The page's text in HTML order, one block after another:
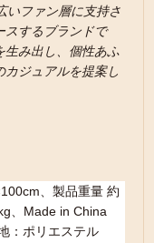
ファン層に支持さ
スするブランドで
生み出し、個性あふ
ジュアルを提案し
、製品重量 約
、Made in China
：ポリエステル